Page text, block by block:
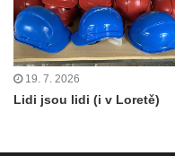
19. 7. 2026
Lidi jsou lidi (i v Loretě)